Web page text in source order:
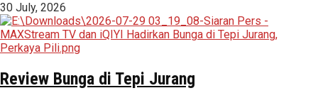
30 July, 2026
Review Bunga di Tepi Jurang